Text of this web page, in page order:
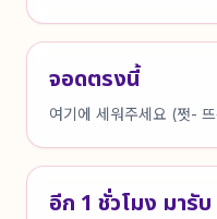
จอดตรงนี้
여기에 세워주세요 (쩟-
อีก 1 ชั่วโมง มารับ